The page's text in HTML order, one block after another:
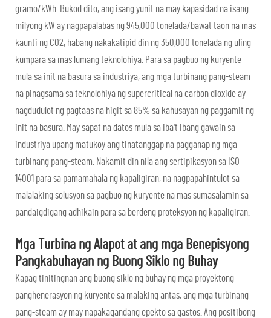
gramo/kWh. Bukod dito, ang isang yunit na may kapasidad na isang
milyong kW ay nagpapalabas ng 945,000 tonelada/bawat taon na mas
kaunti ng CO2, habang nakakatipid din ng 350,000 tonelada ng uling
kumpara sa mas lumang teknolohiya. Para sa pagbuo ng kuryente
mula sa init na basura sa industriya, ang mga turbinang pang-steam
na pinagsama sa teknolohiya ng supercritical na carbon dioxide ay
nagdudulot ng pagtaas na higit sa 85% sa kahusayan ng paggamit ng
init na basura. May sapat na datos mula sa iba't ibang gawain sa
industriya upang matukoy ang tinatanggap na pagganap ng mga
turbinang pang-steam. Nakamit din nila ang sertipikasyon sa ISO
14001 para sa pamamahala ng kapaligiran, na nagpapahintulot sa
malalaking solusyon sa pagbuo ng kuryente na mas sumasalamin sa
pandaigdigang adhikain para sa berdeng proteksyon ng kapaligiran.
Mga Turbina ng Alapot at ang mga Benepisyong
Pangkabuhayan ng Buong Siklo ng Buhay
Kapag tinitingnan ang buong siklo ng buhay ng mga proyektong
panghenerasyon ng kuryente sa malaking antas, ang mga turbinang
pang-steam ay may napakagandang epekto sa gastos. Ang positibong